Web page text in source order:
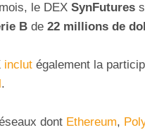
le DEX SynFutures
B de 22 millions de
inclut également la
.
dont Ethereum,